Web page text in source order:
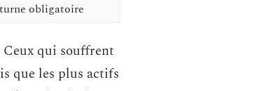
obligatoire
qui souffrent
que les plus actifs